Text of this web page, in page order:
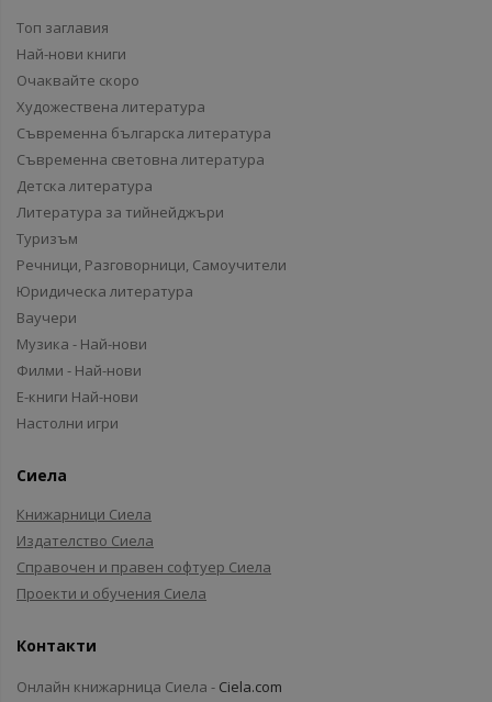
Топ заглавия
Най-нови книги
Очаквайте скоро
Художествена литература
Съвременна българска литература
Съвременна световна литература
Детска литература
Литература за тийнейджъри
Туризъм
Речници, Разговорници, Самоучители
Юридическа литература
Ваучери
Музика - Най-нови
Филми - Най-нови
Е-книги Най-нови
Настолни игри
Сиела
Книжарници Сиела
Издателство Сиела
Справочен и правен софтуер Сиела
Проекти и обучения Сиела
Контакти
Онлайн книжарница Сиела - Ciela.com